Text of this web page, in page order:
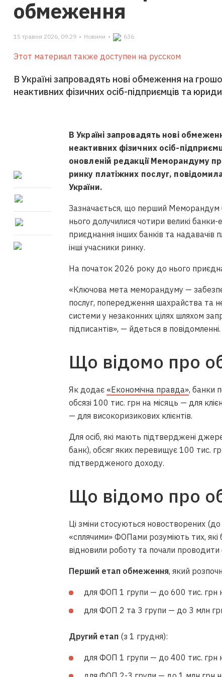
обмеження
15 травня 2026, 09:29 • Новини • 636
Этот материал также доступен на русском
В Україні запровадять нові обмеження на
неактивних фізичних осіб-підприємців та
В Україні запровадять нові
неактивних фізичних осіб-
оновленій редакції Меморандуму
ринку платіжних послуг,
України.
Зазначається, що перший Меморандум
нього долучилися чотири великі
приєднання інших банків та надавачів
інші учасники ринку.
На початок 2026 року до нього
«Ключова мета меморандуму —
послуг, попередження шахрайства та
системи у незаконних цілях шляхом
підписантів», — йдеться в повідомленні.
Що відомо про
Як додає «Економічна правда», банки
обсязі 100 тис. грн на місяць — для
— для високоризикових клієнтів.
Для осіб, які мають підтверджені
банк), обсяг яких перевищує 100 тис.
підтвердженого доходу.
Що відомо про
Ці зміни стосуються новостворених
«сплячими» ФОПами розуміють тих,
відновили роботу та почали проводити
Перший етап обмеження, який
для ФОП 1 групи — до 600 тис. грн
для ФОП 2 та 3 групи — до 3 млн
Другий етап (з 1 грудня):
для ФОП 1 групи — до 400 тис. грн